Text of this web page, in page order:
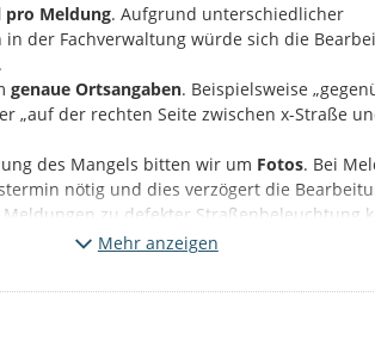
pro Meldung. Aufgrund unterschiedlicher
der Fachverwaltung würde sich die
genaue Ortsangaben. Beispielsweise
„auf der rechten Seite zwischen x-Straße
des Mangels bitten wir um Fotos. Bei
nötig und dies verzögert die
zu defekter Straßenbeleuchtung
ebenfalls beschleunigt
Mehr anzeigen